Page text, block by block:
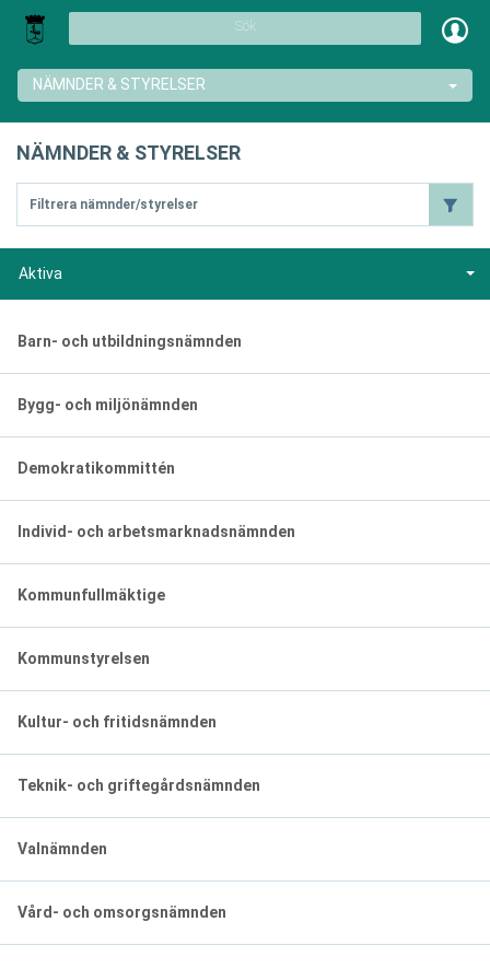
Sök
NÄMNDER & STYRELSER
NÄMNDER & STYRELSER
Filtrera nämnder/styrelser
Aktiva
Barn- och utbildningsnämnden
Bygg- och miljönämnden
Demokratikommittén
Individ- och arbetsmarknadsnämnden
Kommunfullmäktige
Kommunstyrelsen
Kultur- och fritidsnämnden
Teknik- och griftegårdsnämnden
Valnämnden
Vård- och omsorgsnämnden